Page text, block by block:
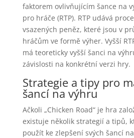
faktorem ovlivňujícím šance na
pro hráče (RTP). RTP udává
vsazených peněz, které jsou v
hráčům ve formě výher. Vyšší
má teoreticky vyšší šanci na
závislosti na konkrétní verzi hry.
Strategie a tipy pro
šancí na výhru
Ačkoli „Chicken Road“ je hra
existuje několik strategií a tipů,
použít ke zlepšení svých šancí